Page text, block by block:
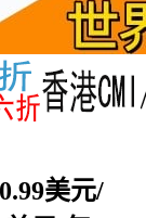
美元/